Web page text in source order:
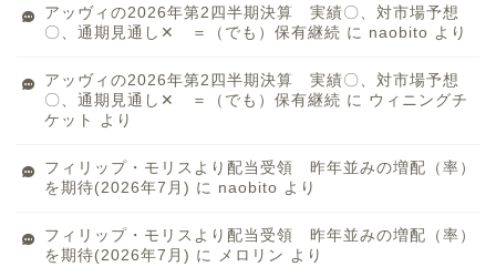
アッヴィの2026年第2四半期決算 実績〇、対市場予想
〇、通期見通し✕ ＝（でも）保有継続 に naobito より
アッヴィの2026年第2四半期決算 実績〇、対市場予想
〇、通期見通し✕ ＝（でも）保有継続 に ウィニングチ
ケット
より
フィリップ・モリスより配当受領 昨年並みの増配（率）
を期待(2026年7月) に naobito より
フィリップ・モリスより配当受領 昨年並みの増配（率）
を期待(2026年7月) に メロリン より